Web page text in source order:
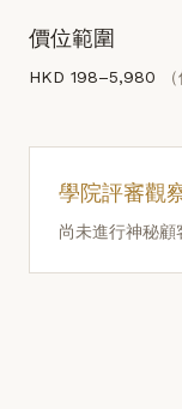
價位範圍
HKD 198–5,980
學院評審觀
尚未進行神秘顧